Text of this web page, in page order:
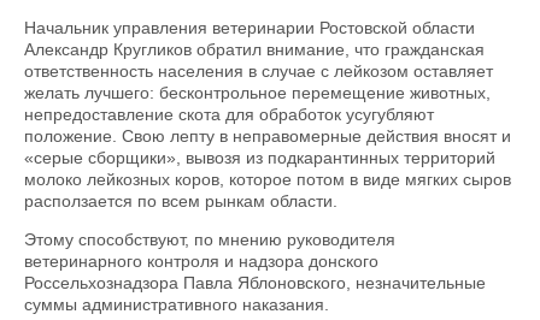
Начальник управления ветеринарии Ростовской области
Александр Кругликов обратил внимание, что гражданская
ответственность населения в случае с лейкозом оставляет
желать лучшего: бесконтрольное перемещение животных,
непредоставление скота для обработок усугубляют
положение. Свою лепту в неправомерные действия вносят и
«серые сборщики», вывозя из подкарантинных территорий
молоко лейкозных коров, которое потом в виде мягких сыров
расползается по всем рынкам области.
Этому способствуют, по мнению руководителя
ветеринарного контроля и надзора донского
Россельхознадзора Павла Яблоновского, незначительные
суммы административного наказания.